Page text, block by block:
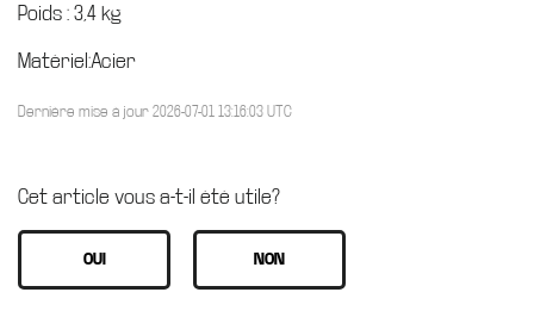
Poids : 3,4 kg
Matériel:Acier
Dernière mise à jour 2026-07-01 13:16:03 UTC
Cet article vous a-t-il été utile?